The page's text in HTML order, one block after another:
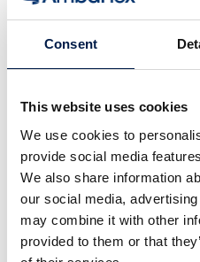
Consent
This website uses cookies
We use cookies to
provide social media
We also share information
our social media,
may combine it with other
provided to them or that
Bei Zustimmung der
Zur Verwendung von
AmbaFlex muss
verarbeiten, wie
wo AmbaFlex einen
Mit wem teilt AmbaFlex Ihre
Im Prinzip teilen wir Ihre
wir nur, wenn es zur